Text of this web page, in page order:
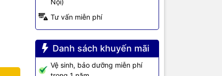
Tư vấn miễn phí
Danh sách khuyến mãi
Vệ sinh, bảo dưỡng miễn phí
phép